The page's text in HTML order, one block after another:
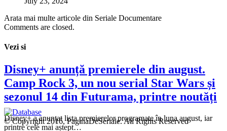
Arata mai multe articole din Seriale Documentare
Comments are closed.
Vezi si
Disney+ anunță premierele din august.
Camp Rock 3, un nou serial Star Wars și
sezonul 14 din Futurama, printre noutăți
Disney+ a anunțat lista premierelor programate în luna august, iar
printre cele mai aștept…
© Copyright 2016, PaginaDeSeriale. All Rights Reserved